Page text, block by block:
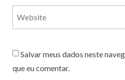
Salvar meus dados neste
que eu comentar.